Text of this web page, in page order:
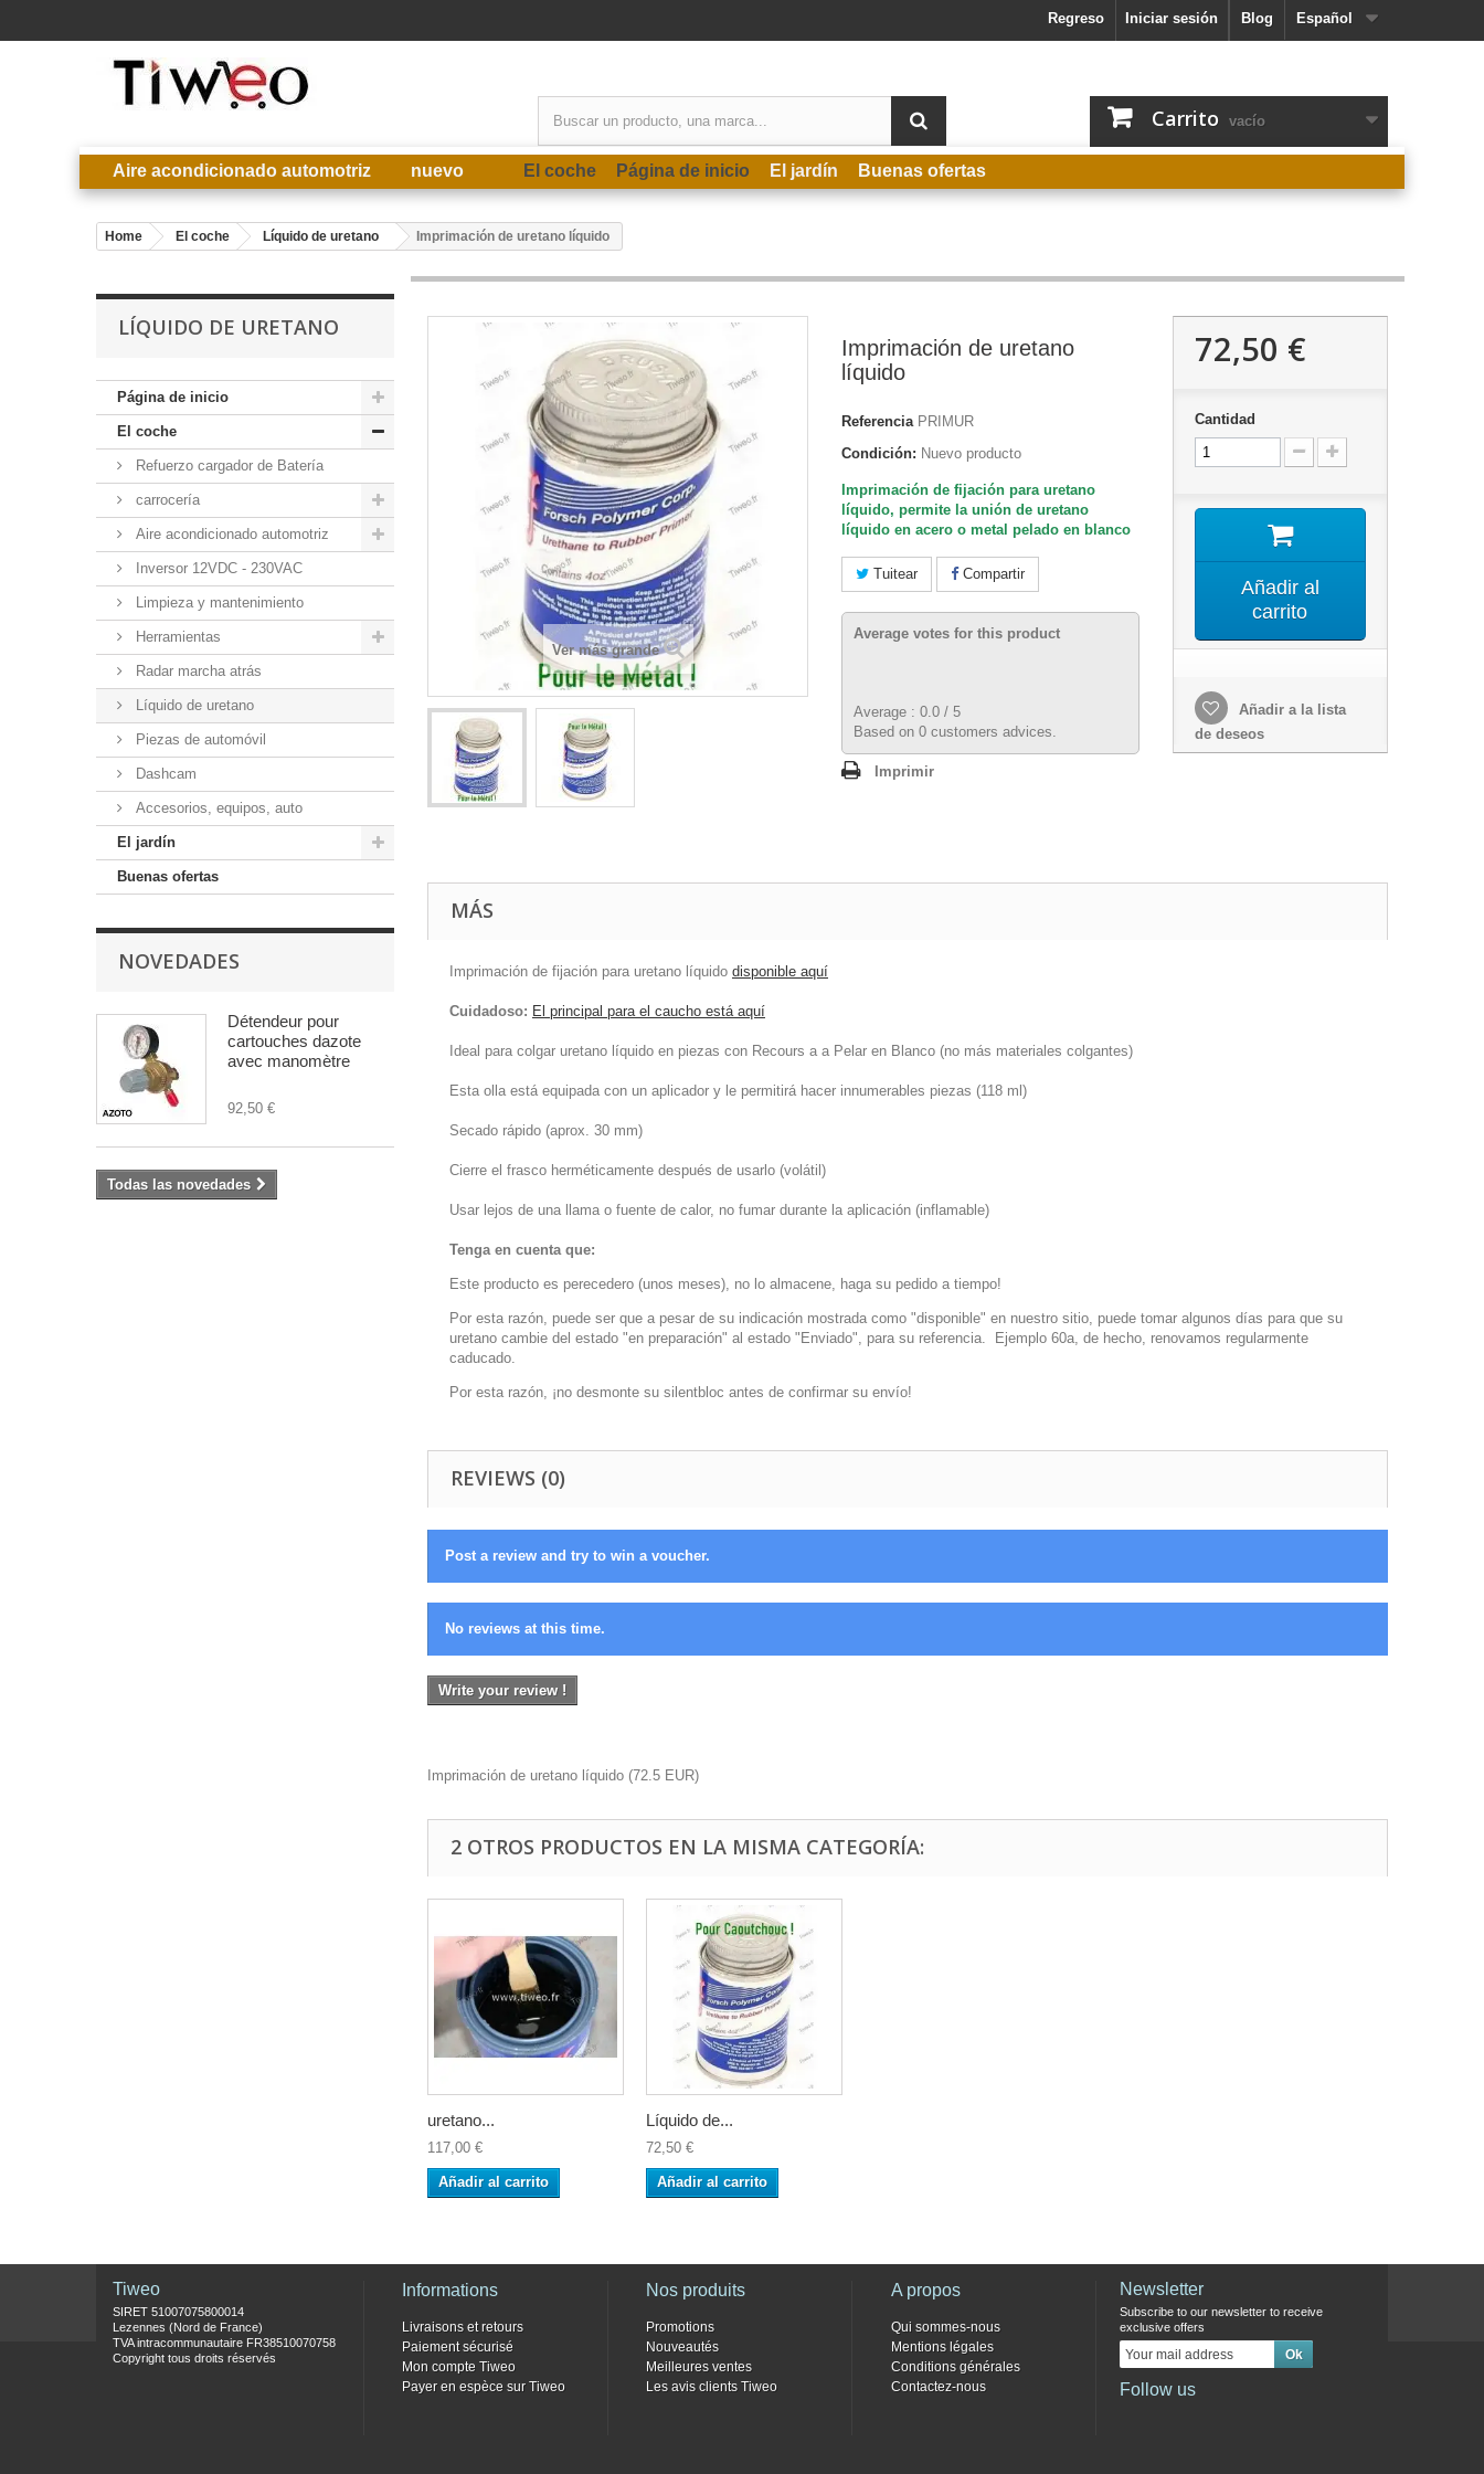
Español
Blog
Iniciar sesión
Regreso
Carrito vacío
Aire acondicionado automotriz nuevo El coche Página de inicio El jardín Buenas ofertas
Home El coche Líquido de uretano Imprimación de uretano líquido
LÍQUIDO DE URETANO
Página de inicio
El coche
Refuerzo cargador de Batería
carrocería
Aire acondicionado automotriz
Inversor 12VDC - 230VAC
Limpieza y mantenimiento
Herramientas
Radar marcha atrás
Líquido de uretano
Piezas de automóvil
Dashcam
Accesorios, equipos, auto
El jardín
Buenas ofertas
NOVEDADES
Détendeur pour
cartouches dazote
avec manomètre
92,50 €
Todas las novedades
Ver más grande
Imprimación de uretano
líquido
Referencia PRIMUR
Condición: Nuevo producto
Imprimación de fijación para uretano
líquido, permite la unión de uretano
líquido en acero o metal pelado en blanco
Tuitear Compartir
Average votes for this product
Average : 0.0 / 5
Based on 0 customers advices.
Imprimir
72,50 €
Cantidad
Añadir al
carrito
Añadir a la lista
de deseos
MÁS
Imprimación de fijación para uretano líquido disponible aquí
Cuidadoso: El principal para el caucho está aquí
Ideal para colgar uretano líquido en piezas con Recours a a Pelar en Blanco (no más materiales colgantes)
Esta olla está equipada con un aplicador y le permitirá hacer innumerables piezas (118 ml)
Secado rápido (aprox. 30 mm)
Cierre el frasco herméticamente después de usarlo (volátil)
Usar lejos de una llama o fuente de calor, no fumar durante la aplicación (inflamable)
Tenga en cuenta que:
Este producto es perecedero (unos meses), no lo almacene, haga su pedido a tiempo!
Por esta razón, puede ser que a pesar de su indicación mostrada como "disponible" en nuestro sitio, puede tomar algunos días para que su
uretano cambie del estado "en preparación" al estado "Enviado", para su referencia. Ejemplo 60a, de hecho, renovamos regularmente
caducado.
Por esta razón, ¡no desmonte su silentbloc antes de confirmar su envío!
REVIEWS (0)
Post a review and try to win a voucher.
No reviews at this time.
Write your review !
Imprimación de uretano líquido (72.5 EUR)
2 OTROS PRODUCTOS EN LA MISMA CATEGORÍA:
uretano...
117,00 €
Añadir al carrito
Líquido de...
72,50 €
Añadir al carrito
Tiweo
SIRET 51007075800014
Lezennes (Nord de France)
TVA intracommunautaire FR38510070758
Copyright tous droits réservés
Informations
Livraisons et retours
Paiement sécurisé
Mon compte Tiweo
Payer en espèce sur Tiweo
Nos produits
Promotions
Nouveautés
Meilleures ventes
Les avis clients Tiweo
A propos
Qui sommes-nous
Mentions légales
Conditions générales
Contactez-nous
Newsletter
Subscribe to our newsletter to receive
exclusive offers
Follow us